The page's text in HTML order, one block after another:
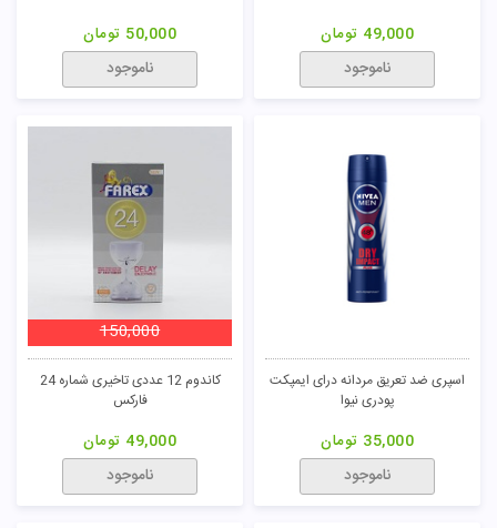
49,000 تومان
ناموجود
50,000 تومان
ناموجود
اسپری ضد تعریق مردانه درای ایمپکت
پودری نیوا
35,000 تومان
ناموجود
کاندوم 12 عددی تاخیری شماره 24
فارکس
150,000
49,000 تومان
ناموجود